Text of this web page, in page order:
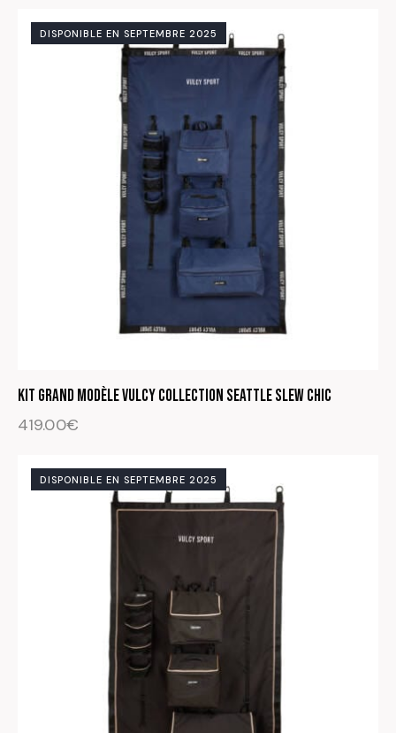
DISPONIBLE EN SEPTEMBRE 2025
Kit Grand modèle Vulcy Collection Seattle Slew Chic
419.00€
DISPONIBLE EN SEPTEMBRE 2025